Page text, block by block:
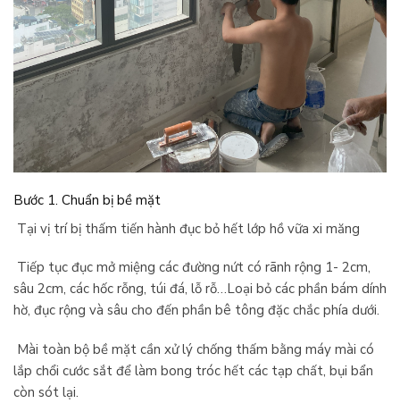
Bước 1. Chuẩn bị bề mặt
Tại vị trí bị thấm tiến hành đục bỏ hết lớp hồ vữa xi măng
Tiếp tục đục mở miệng các đường nứt có rãnh rộng 1- 2cm,
sâu 2cm, các hốc rỗng, túi đá, lỗ rỗ…Loại bỏ các phần bám dính
hờ, đục rộng và sâu cho đến phần bê tông đặc chắc phía dưới.
Mài toàn bộ bề mặt cần xử lý chống thấm bằng máy mài có
lắp chổi cước sắt để làm bong tróc hết các tạp chất, bụi bẩn
còn sót lại.